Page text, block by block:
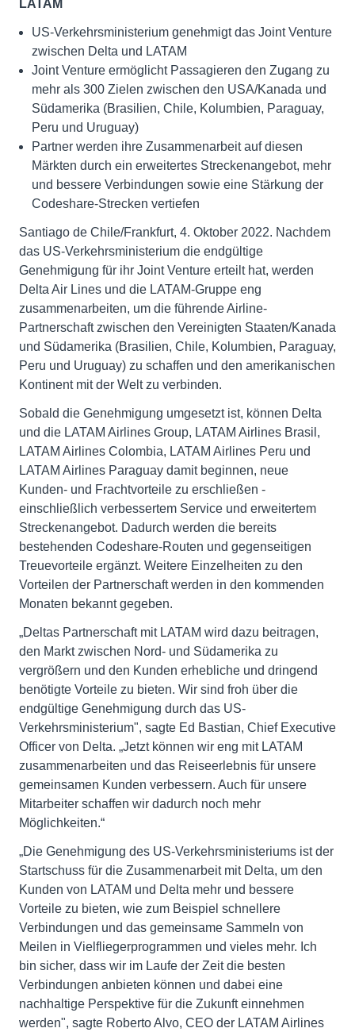
LATAM
US-Verkehrsministerium genehmigt das Joint Venture
zwischen Delta und LATAM
Joint Venture ermöglicht Passagieren den Zugang zu
mehr als 300 Zielen zwischen den USA/Kanada und
Südamerika (Brasilien, Chile, Kolumbien, Paraguay,
Peru und Uruguay)
Partner werden ihre Zusammenarbeit auf diesen
Märkten durch ein erweitertes Streckenangebot, mehr
und bessere Verbindungen sowie eine Stärkung der
Codeshare-Strecken vertiefen
Santiago de Chile/Frankfurt, 4. Oktober 2022. Nachdem
das US-Verkehrsministerium die endgültige
Genehmigung für ihr Joint Venture erteilt hat, werden
Delta Air Lines und die LATAM-Gruppe eng
zusammenarbeiten, um die führende Airline-
Partnerschaft zwischen den Vereinigten Staaten/Kanada
und Südamerika (Brasilien, Chile, Kolumbien, Paraguay,
Peru und Uruguay) zu schaffen und den amerikanischen
Kontinent mit der Welt zu verbinden.
Sobald die Genehmigung umgesetzt ist, können Delta
und die LATAM Airlines Group, LATAM Airlines Brasil,
LATAM Airlines Colombia, LATAM Airlines Peru und
LATAM Airlines Paraguay damit beginnen, neue
Kunden- und Frachtvorteile zu erschließen -
einschließlich verbessertem Service und erweitertem
Streckenangebot. Dadurch werden die bereits
bestehenden Codeshare-Routen und gegenseitigen
Treuevorteile ergänzt. Weitere Einzelheiten zu den
Vorteilen der Partnerschaft werden in den kommenden
Monaten bekannt gegeben.
„Deltas Partnerschaft mit LATAM wird dazu beitragen,
den Markt zwischen Nord- und Südamerika zu
vergrößern und den Kunden erhebliche und dringend
benötigte Vorteile zu bieten. Wir sind froh über die
endgültige Genehmigung durch das US-
Verkehrsministerium", sagte Ed Bastian, Chief Executive
Officer von Delta. „Jetzt können wir eng mit LATAM
zusammenarbeiten und das Reiseerlebnis für unsere
gemeinsamen Kunden verbessern. Auch für unsere
Mitarbeiter schaffen wir dadurch noch mehr
Möglichkeiten.“
„Die Genehmigung des US-Verkehrsministeriums ist der
Startschuss für die Zusammenarbeit mit Delta, um den
Kunden von LATAM und Delta mehr und bessere
Vorteile zu bieten, wie zum Beispiel schnellere
Verbindungen und das gemeinsame Sammeln von
Meilen in Vielfliegerprogrammen und vieles mehr. Ich
bin sicher, dass wir im Laufe der Zeit die besten
Verbindungen anbieten können und dabei eine
nachhaltige Perspektive für die Zukunft einnehmen
werden", sagte Roberto Alvo, CEO der LATAM Airlines